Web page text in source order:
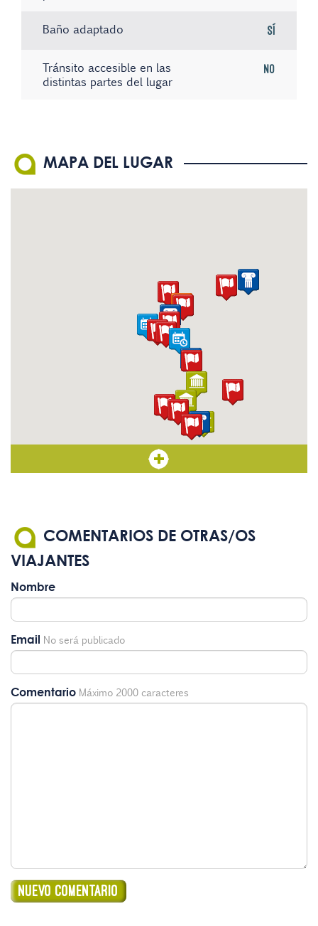
Baño adaptado Sí
Tránsito accesible en las
distintas partes del lugar
No
El personal conoce la
Lengua de Signos Española
MAPA DEL LUGAR
COMENTARIOS DE OTRAS/OS
VIAJANTES
Nombre
Email No será publicado
Comentario Máximo 2000 caracteres